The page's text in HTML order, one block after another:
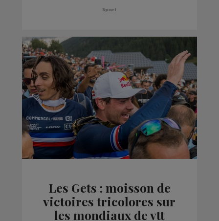
ou 2029 ?
Sport
Les Gets : moisson de
victoires tricolores sur
les mondiaux de vtt